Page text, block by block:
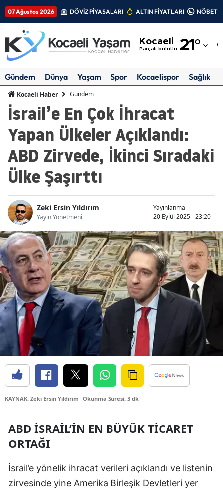
07 Ağustos 2026 DÖVİZ PİYASALARI ALTIN FİYATLARI
Kocaeli
Parçalı bulutlu 21°
Adıyaman
Amasya
Ankara
Antalya
Aydın
Balıkesir
Bilecik
Bingöl
Bitlis
Bolu
Burdur
Bursa
Çanakkale
Çankırı
Elazığ
Gündem Dünya Yaşam Spor Kocaelispor Sağlık
Kocaeli Haber Gündem
İsrail’e En Çok İhracat
Yapan Ülkeler Açıklandı:
ABD Zirvede, İkinci Sıradaki
Ülke Şaşırttı
Zeki Ersin Yıldırım
Yayın Yönetmeni
Yayınlanma
20 Eylül 2025 - 23:20
KAYNAK: Zeki Ersin Yıldırım Okunma Süresi: 3 dk
ABD İSRAIL’IN EN BÜYÜK TICARET
ORTAĞI
İsrail’e yönelik ihracat verileri açıklandı ve listenin
zirvesinde yine Amerika Birleşik Devletleri yer